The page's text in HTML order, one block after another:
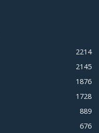
2214
2145
1876
1728
889
676